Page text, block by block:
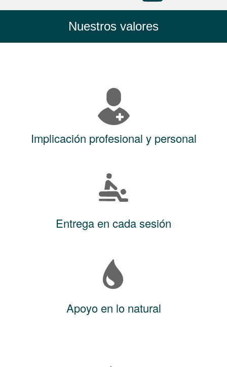
Nuestros valores
Implicación profesional y personal
Entrega en cada sesión
Apoyo en lo natural